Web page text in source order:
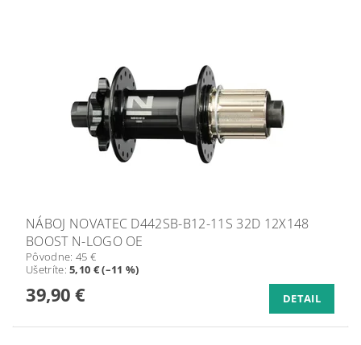
NÁBOJ NOVATEC D442SB-B12-11S 32D 12X148
BOOST N-LOGO OE
Pôvodne: 45 €
Ušetríte:5,10 € (–11 %)
39,90 € DETAIL